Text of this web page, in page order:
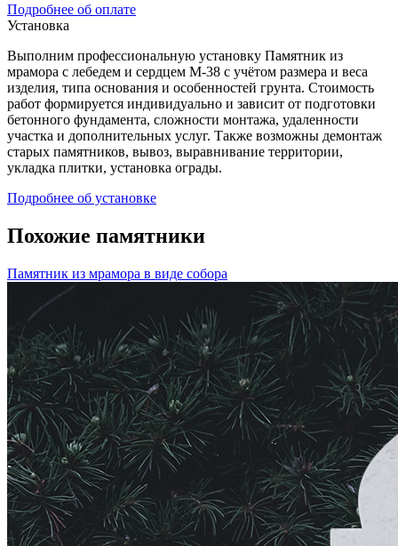
Подробнее об оплате
Установка
Выполним профессиональную установку Памятник из
мрамора с лебедем и сердцем М-38 с учётом размера и веса
изделия, типа основания и особенностей грунта. Стоимость
работ формируется индивидуально и зависит от подготовки
бетонного фундамента, сложности монтажа, удаленности
участка и дополнительных услуг. Также возможны демонтаж
старых памятников, вывоз, выравнивание территории,
укладка плитки, установка ограды.
Подробнее об установке
Похожие памятники
Памятник из мрамора в виде собора